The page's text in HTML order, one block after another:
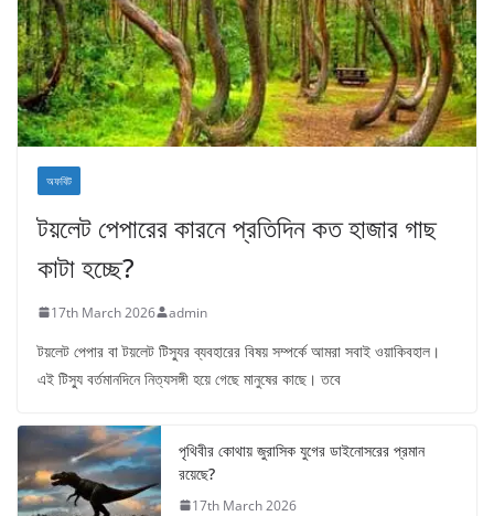
অফবিট
টয়লেট পেপারের কারনে প্রতিদিন কত হাজার গাছ
কাটা হচ্ছে?
17th March 2026 admin
টয়লেট পেপার বা টয়লেট টিস্যুর ব্যবহারের বিষয় সম্পর্কে আমরা সবাই ওয়াকিবহাল।
এই টিস্যু বর্তমানদিনে নিত্যসঙ্গী হয়ে গেছে মানুষের কাছে। তবে
পৃথিবীর কোথায় জুরাসিক যুগের ডাইনোসরের প্রমান
রয়েছে?
17th March 2026